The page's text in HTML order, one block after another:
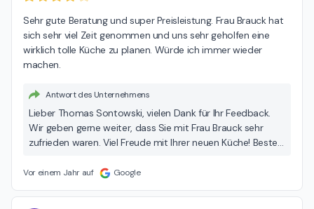
Sehr gute Beratung und super Preisleistung. Frau Brauck hat
sich sehr viel Zeit genommen und uns sehr geholfen eine
wirklich tolle Küche zu planen. Würde ich immer wieder
machen.
Antwort des Unternehmens
Lieber Thomas Sontowski, vielen Dank für Ihr Feedback.
Wir geben gerne weiter, dass Sie mit Frau Brauck sehr
zufrieden waren. Viel Freude mit Ihrer neuen Küche! Beste
Vor einem Jahr auf Google